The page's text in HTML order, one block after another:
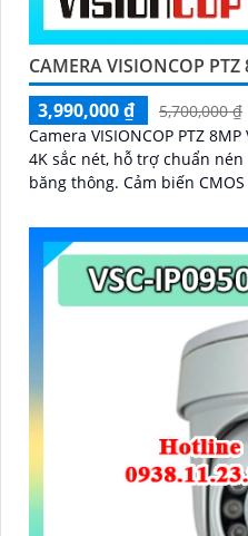
CAMERA VISIONCOP
3,990,000 ₫
5,700,000 ₫
Camera VISIONCOP PTZ
4K sắc nét, hỗ trợ chuẩn
băng thông. Cảm biến